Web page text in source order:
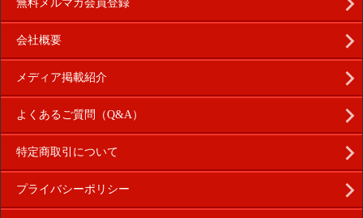
無料メルマガ会員登録
会社概要
メディア掲載紹介
よくあるご質問（Q&A）
特定商取引について
プライバシーポリシー